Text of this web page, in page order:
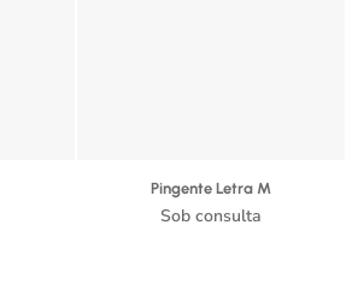
Pingente Letra M
Sob consulta